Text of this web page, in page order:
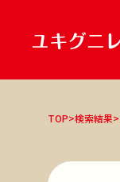
商品
TOP>検索結果>